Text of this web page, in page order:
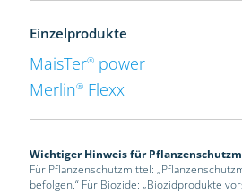
Einzelprodukte
MaisTer® power
Merlin® Flexx
Wichtiger Hinweis für
Für Pflanzenschutzmittel:
befolgen.“ Für Biozide: „Biozidprodukte